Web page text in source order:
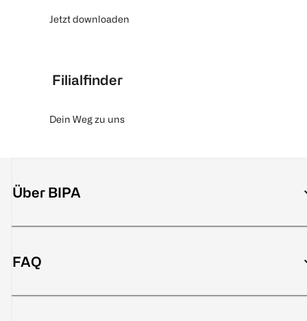
Jetzt downloaden
Filialfinder
Dein Weg zu uns
Über BIPA
FAQ